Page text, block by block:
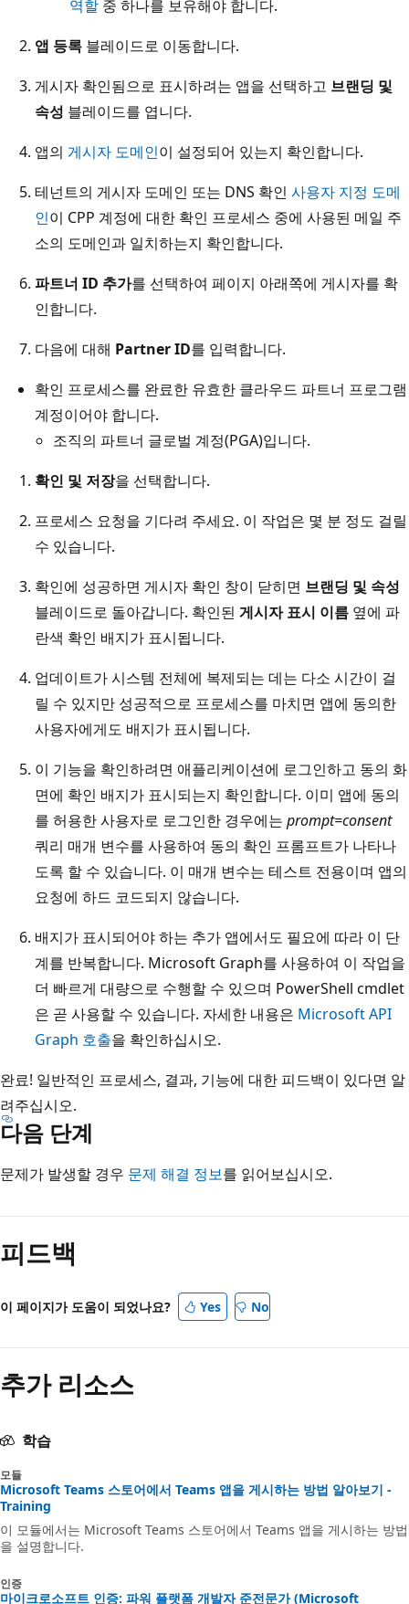
역할 중 하나를 보유해야 합니다.
앱 등록 블레이드로 이동합니다.
게시자 확인됨으로 표시하려는 앱을 선택하고 브랜딩 및
속성 블레이드를 엽니다.
앱의 게시자 도메인이 설정되어 있는지 확인합니다.
테넌트의 게시자 도메인 또는 DNS 확인 사용자 지정 도메
인이 CPP 계정에 대한 확인 프로세스 중에 사용된 메일 주
소의 도메인과 일치하는지 확인합니다.
파트너 ID 추가를 선택하여 페이지 아래쪽에 게시자를 확
인합니다.
다음에 대해 Partner ID를 입력합니다.
확인 프로세스를 완료한 유효한 클라우드 파트너 프로그램
계정이어야 합니다.
조직의 파트너 글로벌 계정(PGA)입니다.
확인 및 저장을 선택합니다.
프로세스 요청을 기다려 주세요. 이 작업은 몇 분 정도 걸릴
수 있습니다.
확인에 성공하면 게시자 확인 창이 닫히면 브랜딩 및 속성
블레이드로 돌아갑니다. 확인된 게시자 표시 이름 옆에 파
란색 확인 배지가 표시됩니다.
업데이트가 시스템 전체에 복제되는 데는 다소 시간이 걸
릴 수 있지만 성공적으로 프로세스를 마치면 앱에 동의한
사용자에게도 배지가 표시됩니다.
이 기능을 확인하려면 애플리케이션에 로그인하고 동의 화
면에 확인 배지가 표시되는지 확인합니다. 이미 앱에 동의
를 허용한 사용자로 로그인한 경우에는 prompt=consent
쿼리 매개 변수를 사용하여 동의 확인 프롬프트가 나타나
도록 할 수 있습니다. 이 매개 변수는 테스트 전용이며 앱의
요청에 하드 코드되지 않습니다.
배지가 표시되어야 하는 추가 앱에서도 필요에 따라 이 단
계를 반복합니다. Microsoft Graph를 사용하여 이 작업을
더 빠르게 대량으로 수행할 수 있으며 PowerShell cmdlet
은 곧 사용할 수 있습니다. 자세한 내용은 Microsoft API
Graph 호출을 확인하십시오.
완료! 일반적인 프로세스, 결과, 기능에 대한 피드백이 있다면 알
려주십시오.
다음 단계
문제가 발생할 경우 문제 해결 정보를 읽어보십시오.
기
모
사
안
함
피드백
이 페이지가 도움이 되었나요? Yes No
추가 리소스
학습
모듈
Microsoft Teams 스토어에서 Teams 앱을 게시하는 방법 알아보기 -
Training
이 모듈에서는 Microsoft Teams 스토어에서 Teams 앱을 게시하는 방법
을 설명합니다.
인증
마이크로소프트 인증: 파워 플랫폼 개발자 준전문가 (Microsoft